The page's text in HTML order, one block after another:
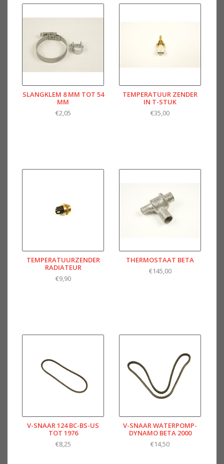
SLANGKLEM 8 MM TOT 54
MM
€2,05
TEMPERATUUR ZENDER
IN T-STUK
€35,00
TEMPERATUURZENDER
RADIATEUR
€9,90
THERMOSTAAT BETA
€145,00
V-SNAAR 124 BC-BS-US
TOT 1976
€8,25
V-SNAAR WATERPOMP-
DYNAMO BETA 2000
€14,50